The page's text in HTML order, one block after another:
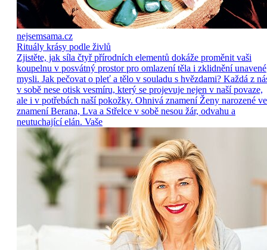
nejsemsama.cz
Rituály krásy podle živlů
Zjistěte, jak síla čtyř přírodních elementů dokáže proměnit vaši
koupelnu v posvátný prostor pro omlazení těla i zklidnění unavené
mysli. Jak pečovat o pleť a tělo v souladu s hvězdami? Každá z
v sobě nese otisk vesmíru, který se projevuje nejen v naší povaze,
ale i v potřebách naší pokožky. Ohnivá znamení Ženy narozené ve
znamení Berana, Lva a Střelce v sobě nesou žár, odvahu a
neutuchající elán. Vaše